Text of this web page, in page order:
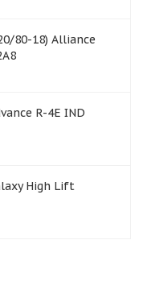
80-18) Alliance
R-4E IND
High Lift